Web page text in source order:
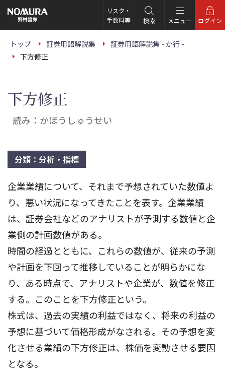
の
ー
リスク・
手数料等
検索 メニュー ログイン
トップ 証券用語解説集
証券用語解説集 - か行 -
下方修正
下方修正
読み：かほうしゅうせい
分類：分析・指標
企業業績について、それまで予想されていた数値よ
り、悪い状況になってきたことを表す。企業業績
は、証券会社などのアナリストが予測する数値と企
業側の計画数値がある。
時間の経過とともに、これらの数値が、従来の予測
や計画を下回って推移していることが明らかにな
り、ある時点で、アナリストや企業が、数値を修正
する。このことを下方修正という。
株式は、過去の実績の利益ではなく、将来の利益の
予想に基づいて価格形成がなされる。その予想を変
化させる業績の下方修正は、株価を変動させる要因
となる。